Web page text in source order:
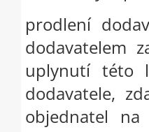
prodlení
dodavatelem
uplynutí této
dodavatele,
objednatel